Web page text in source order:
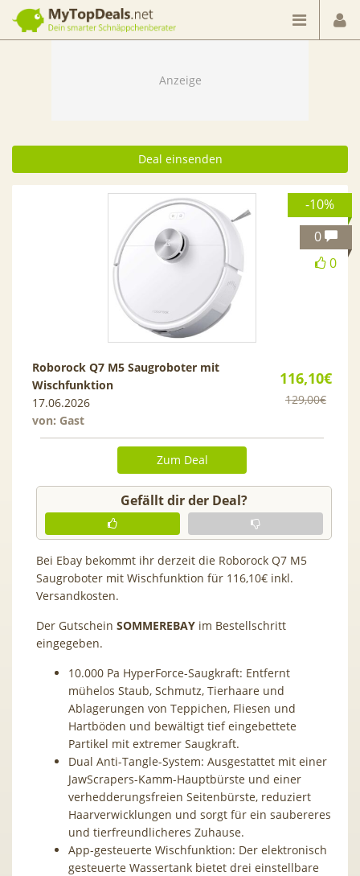
Dein smarter Schnäppchenberater
Deal einsenden
-10%
0
0
116,10€
129,00€
Roborock Q7 M5 Saugroboter mit
Wischfunktion
17.06.2026
von: Gast
Zum Deal
Gefällt dir der Deal?
Bei Ebay bekommt ihr derzeit die Roborock Q7 M5
Saugroboter mit Wischfunktion für 116,10€ inkl.
Versandkosten.
Der Gutschein SOMMEREBAY im Bestellschritt
eingegeben.
10.000 Pa HyperForce-Saugkraft: Entfernt
mühelos Staub, Schmutz, Tierhaare und
Ablagerungen von Teppichen, Fliesen und
Hartböden und bewältigt tief eingebettete
Partikel mit extremer Saugkraft.
Dual Anti-Tangle-System: Ausgestattet mit einer
JawScrapers-Kamm-Hauptbürste und einer
verhedderungsfreien Seitenbürste, reduziert
Haarverwicklungen und sorgt für ein saubereres
und tierfreundlicheres Zuhause.
App-gesteuerte Wischfunktion: Der elektronisch
gesteuerte Wassertank bietet drei einstellbare